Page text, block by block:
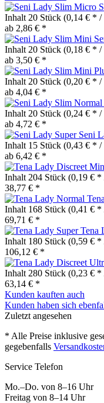
Inhalt 20 Stück (0,14 € * /
ab 2,86 € *
Inhalt 20 Stück (0,18 € * /
ab 3,50 € *
Inhalt 20 Stück (0,20 € * /
ab 4,04 € *
Inhalt 20 Stück (0,24 € * /
ab 4,72 € *
Seni
Inhalt 15 Stück (0,43 € * /
ab 6,42 € *
Inhalt 204 Stück (0,19 € *
38,77 € *
Inhalt 168 Stück (0,41 € *
69,71 € *
Tena
Inhalt 180 Stück (0,59 € *
106,12 € *
Inhalt 280 Stück (0,23 € *
63,14 € *
Kunden kauften auch
Kunden haben sich
Zuletzt angesehen
* Alle Preise inklusive
gegebenfalls
Service Telefon
Mo.–Do. von 8–16 Uhr
Freitag von 8–14 Uhr